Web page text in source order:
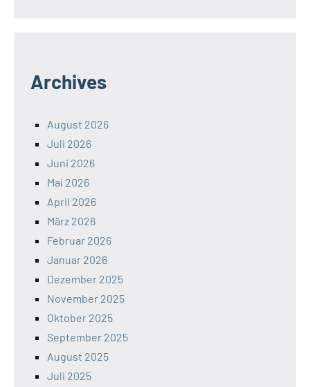
Archives
August 2026
Juli 2026
Juni 2026
Mai 2026
April 2026
März 2026
Februar 2026
Januar 2026
Dezember 2025
November 2025
Oktober 2025
September 2025
August 2025
Juli 2025